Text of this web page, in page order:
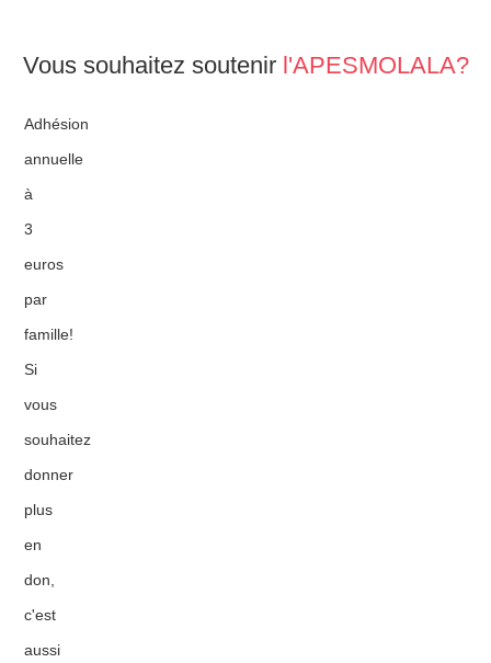
Vous souhaitez soutenir l'APESMOLALA?
Adhésion
annuelle
à
3
euros
par
famille!
Si
vous
souhaitez
donner
plus
en
don,
c'est
aussi